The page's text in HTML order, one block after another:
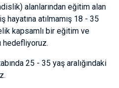
alanlarından eğitim alan
atılmamış 18 - 35
kapsamlı bir eğitim ve
hedefliyoruz.
25 - 35 yaş aralığındaki